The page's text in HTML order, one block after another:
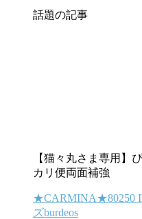
話題の記事
【猫々丸さま専用
カリ便両面補強
★CARMINA★80250
ズburdeos